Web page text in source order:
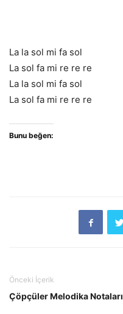
La la sol mi fa sol
La sol fa mi re re re
La la sol mi fa sol
La sol fa mi re re re
Bunu beğen:
Önceki İçerik
Çöpçüler Melodika Notaları